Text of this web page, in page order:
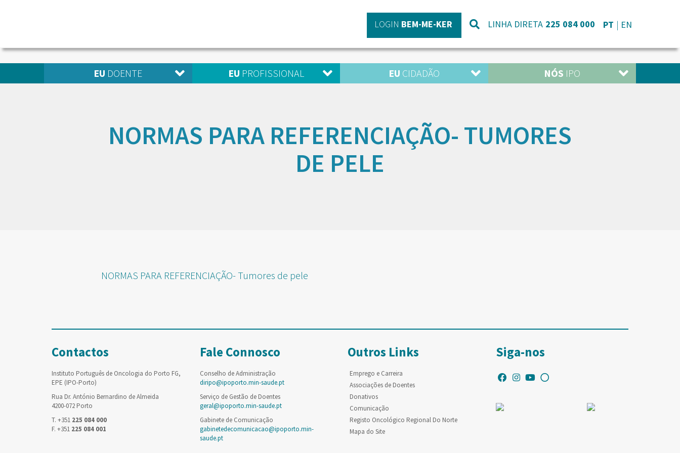
LOGIN BEM-ME-KER LINHA DIRETA 225 084 000 PT EN
EU DOENTE EU PROFISSIONAL EU CIDADÃO NÓS IPO
NORMAS PARA REFERENCIAÇÃO- TUMORES
DE PELE
NORMAS PARA REFERENCIAÇÃO- Tumores de pele
Contactos
Instituto Português de Oncologia do Porto FG,
EPE (IPO-Porto)
Rua Dr. António Bernardino de Almeida
4200-072 Porto
T. +351 225 084 000
F. +351 225 084 001
Fale Connosco
Conselho de Administração
diripo@ipoporto.min-saude.pt
Serviço de Gestão de Doentes
geral@ipoporto.min-saude.pt
Gabinete de Comunicação
gabinetedecomunicacao@ipoporto.min-
saude.pt
Outros Links
Emprego e Carreira
Associações de Doentes
Donativos
Comunicação
Registo Oncológico Regional Do Norte
Mapa do Site
Siga-nos